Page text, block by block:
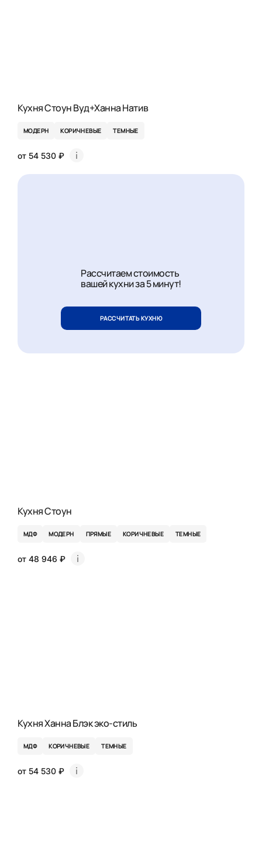
Кухня Стоун Вуд+Ханна Натив
МОДЕРН КОРИЧНЕВЫЕ ТЕМНЫЕ
от 54 530 ₽
Рассчитаем стоимость
вашей кухни за 5 минут!
РАССЧИТАТЬ КУХНЮ
Кухня Стоун
МДФ МОДЕРН ПРЯМЫЕ КОРИЧНЕВЫЕ ТЕМНЫЕ
от 48 946 ₽
Кухня Ханна Блэк эко-стиль
МДФ КОРИЧНЕВЫЕ ТЕМНЫЕ
от 54 530 ₽